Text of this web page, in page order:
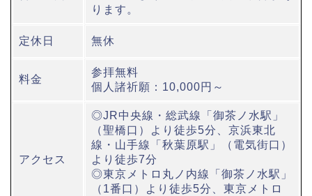
ります。
定休日 無休
料金
参拝無料
個人諸祈願：10,000円～
アクセス
◎JR中央線・総武線「御茶ノ水駅」
（聖橋口）より徒歩5分、京浜東北
線・山手線「秋葉原駅」（電気街口）
より徒歩7分
◎東京メトロ丸ノ内線「御茶ノ水駅」
（1番口）より徒歩5分、東京メトロ